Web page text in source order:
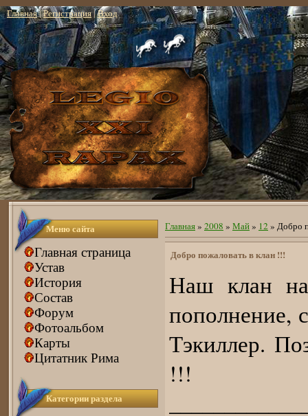
Главная|Регистрация|Вход
Меню сайта
Главная страница
Устав
История
Состав
Форум
Фотоальбом
Карты
Цитатник Рима
Категории раздела
Главная» 2008 » Май» 12 » Добро
Добро пожаловать в клан !!!
Наш клан
пополнение,
Тэкиллер.
!!!